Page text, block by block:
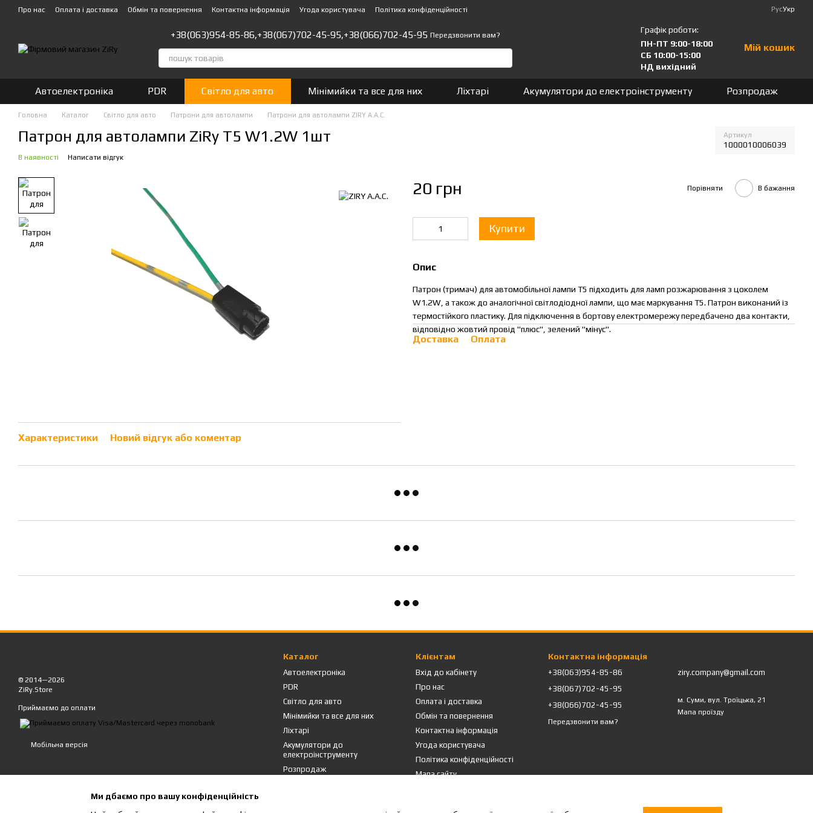
Перейти до основного контенту
Про нас Оплата і доставка Обмін та повернення Контактна інформація Угода користувача Політика конфіденційності РусУкр
+38(063)954-85-86,+38(067)702-45-95,+38(066)702-45-95 Передзвонити вам?
Графік роботи:
ПН-ПТ 9:00-18:00
СБ 10:00-15:00
НД вихідний
Мій кошик
Автоелектроніка PDR Світло для авто Мінімийки та все для них Ліхтарі Акумулятори до електроінструменту Розпродаж
Головна Каталог Світло для авто Патрони для автолампи Патрони для автолампи ZIRY A.A.C.
Патрон для автолампи ZiRy T5 W1.2W 1шт Артикул
1000010006039
В наявності Написати відгук
Характеристики Новий відгук або коментар
20 грн Порівняти В бажання
Купити
Опис
Патрон (тримач) для автомобільної лампи T5 підходить для ламп розжарювання з цоколем
W1.2W, а також до аналогічної світлодіодної лампи, що має маркування T5. Патрон виконаний із
термостійкого пластику. Для підключення в бортову електромережу передбачено два контакти,
відповідно жовтий провід "плюс", зелений "мінус".
Доставка Оплата
© 2014—2026
ZiRy.Store
Приймаємо до оплати
Мобільна версія
Каталог
Автоелектроніка
PDR
Світло для авто
Мінімийки та все для них
Ліхтарі
Акумулятори до
електроінструменту
Розпродаж
Клієнтам
Вхід до кабінету
Про нас
Оплата і доставка
Обмін та повернення
Контактна інформація
Угода користувача
Політика конфіденційності
Мапа сайту
Контактна інформація
+38(063)954-85-86
+38(067)702-45-95
+38(066)702-45-95
Передзвонити вам?
ziry.company@gmail.com
м. Суми, вул. Троїцька, 21
Мапа проїзду
Ми дбаємо про вашу конфіденційність